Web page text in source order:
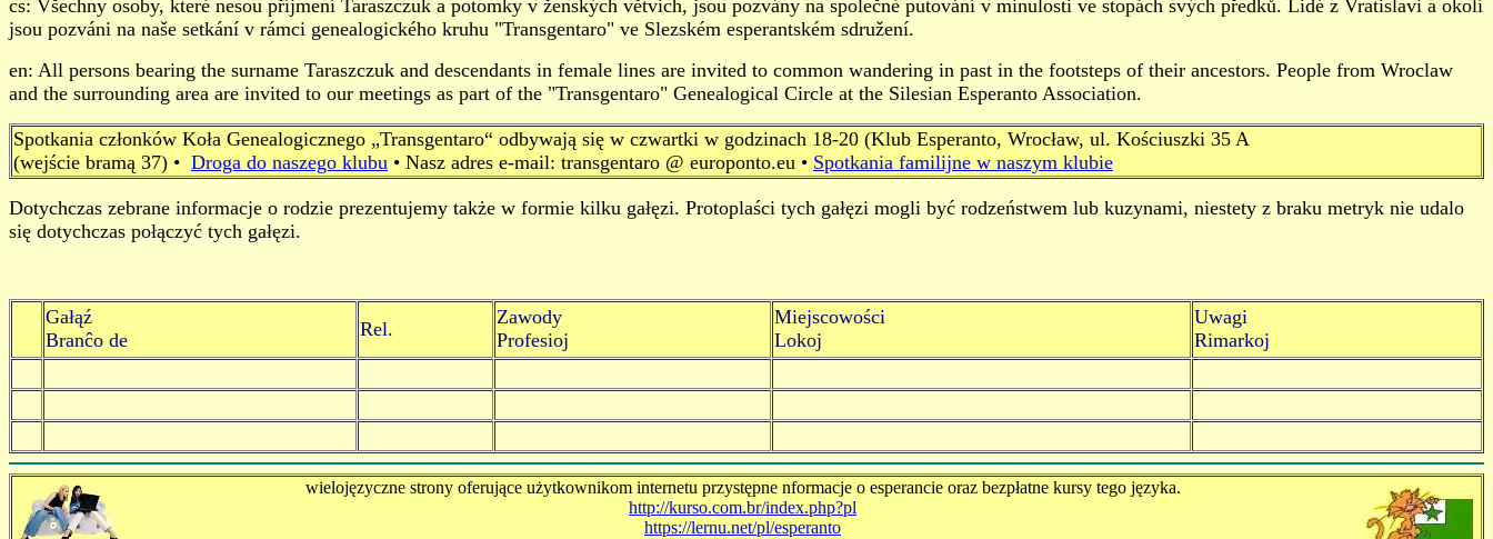
cs: Všechny osoby, které nesou příjmení Taraszczuk a potomky v ženských větvich, jsou pozvány na společné putování v minulosti ve stopách svých předků. Lidé z Vratislavi a okolí
jsou pozváni na naše setkání v rámci genealogického kruhu "Transgentaro" ve Slezském esperantském sdružení.
en: All persons bearing the surname Taraszczuk and descendants in female lines are invited to common wandering in past in the footsteps of their ancestors. People from Wroclaw
and the surrounding area are invited to our meetings as part of the "Transgentaro" Genealogical Circle at the Silesian Esperanto Association.
Spotkania członków Koła Genealogicznego „Transgentaro“ odbywają się w czwartki w godzinach 18-20 (Klub Esperanto, Wrocław, ul. Kościuszki 35 A
(wejście bramą 37) • Droga do naszego klubu • Nasz adres e-mail: transgentaro @ europonto.eu • Spotkania familijne w naszym klubie
Dotychczas zebrane informacje o rodzie prezentujemy także w formie kilku gałęzi. Protoplaści tych gałęzi mogli być rodzeństwem lub kuzynami, niestety z braku metryk nie udalo
się dotychczas połączyć tych gałęzi.
Gałąź
Branĉo de
Rel.
Zawody
Profesioj
Miejscowości
Lokoj
Uwagi
Rimarkoj
wielojęzyczne strony oferujące użytkownikom internetu przystępne nformacje o esperancie oraz bezpłatne kursy tego języka.
http://kurso.com.br/index.php?pl
https://lernu.net/pl/esperanto